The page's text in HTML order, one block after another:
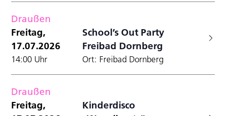
Draußen
Freitag,
17.07.2026
School’s Out Party
Freibad Dornberg
14:00 Uhr Ort: Freibad Dornberg
Draußen
Freitag,
Kinderdisco